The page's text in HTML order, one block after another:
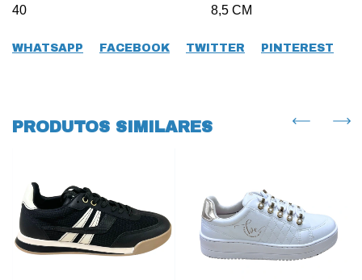
40 8,5 CM
WHATSAPP FACEBOOK TWITTER PINTEREST
PRODUTOS SIMILARES